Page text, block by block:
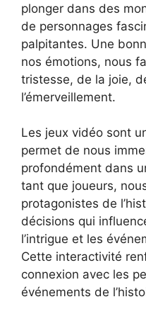
plonger dans des
de personnages
palpitantes. Une
nos émotions, nous
tristesse, de la joie,
l’émerveillement.
Les jeux vidéo sont
permet de nous
profondément dans
tant que joueurs,
protagonistes de
décisions qui
l’intrigue et les
Cette interactivité
connexion avec les
événements de